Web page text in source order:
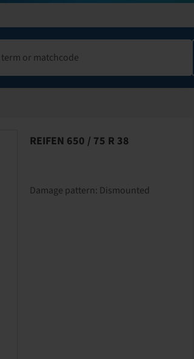
REIFEN 650 / 75 R 38
Damage pattern: Dismounted